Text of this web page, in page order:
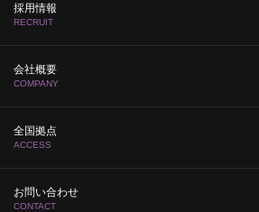
採用情報
RECRUIT
会社概要
COMPANY
全国拠点
ACCESS
お問い合わせ
CONTACT